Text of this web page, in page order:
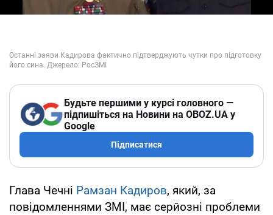
Будьте першими у курсі головного —
підпишіться на Новини на OBOZ.UA у
Google
Підписатися
Глава Чечні Рамзан Кадиров, який, за
повідомленнями ЗМІ, має серйозні проблеми